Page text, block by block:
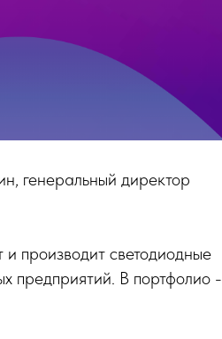
генеральный директор
производит светодиодные
предприятий. В портфолио -